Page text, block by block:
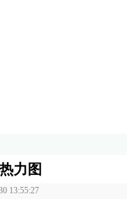
力图
13:55:27